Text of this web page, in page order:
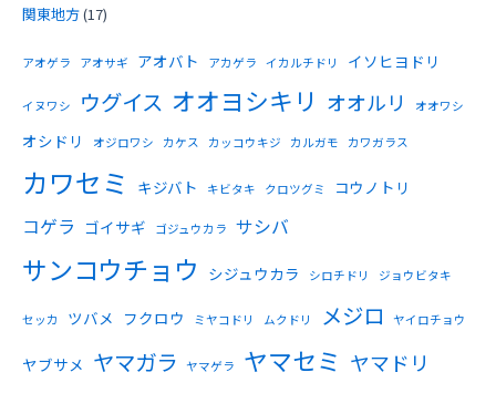
関東地方(17)
アオゲラ アオサギ アオバト アカゲラ イカルチドリ イソヒヨドリ
イヌワシ ウグイス オオヨシキリ オオルリ オオワシ
オシドリ オジロワシ カケス カッコウキジ カルガモ カワガラス
カワセミ キジバト キビタキ クロツグミ コウノトリ
コゲラ ゴイサギ ゴジュウカラ サシバ
サンコウチョウ シジュウカラ シロチドリ ジョウビタキ
セッカ ツバメ フクロウ ミヤコドリ ムクドリ メジロ ヤイロチョウ
ヤブサメ ヤマガラ ヤマゲラ ヤマセミ ヤマドリ